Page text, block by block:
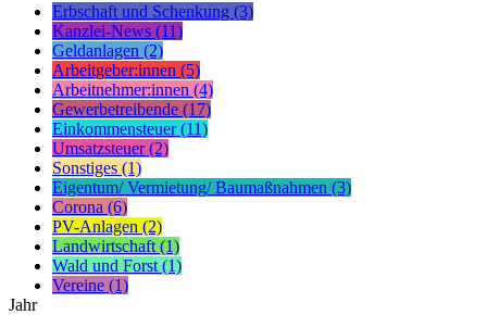
Erbschaft und Schenkung (3)
Kanzlei-News (11)
Geldanlagen (2)
Arbeitgeber:innen (5)
Arbeitnehmer:innen (4)
Gewerbetreibende (17)
Einkommensteuer (11)
Umsatzsteuer (2)
Sonstiges (1)
Eigentum/ Vermietung/ Baumaßnahmen (3)
Corona (6)
PV-Anlagen (2)
Landwirtschaft (1)
Wald und Forst (1)
Vereine (1)
Jahr